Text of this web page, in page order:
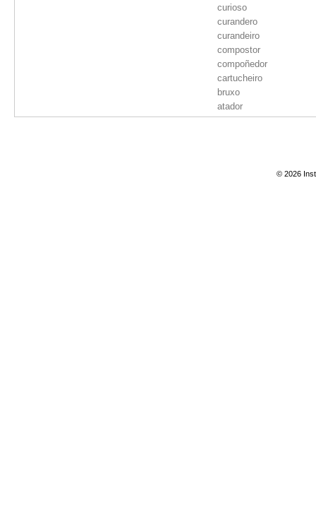
curioso
curandero
curandeiro
compostor
compoñedor
cartucheiro
bruxo
atador
arregladeiro
© 2026